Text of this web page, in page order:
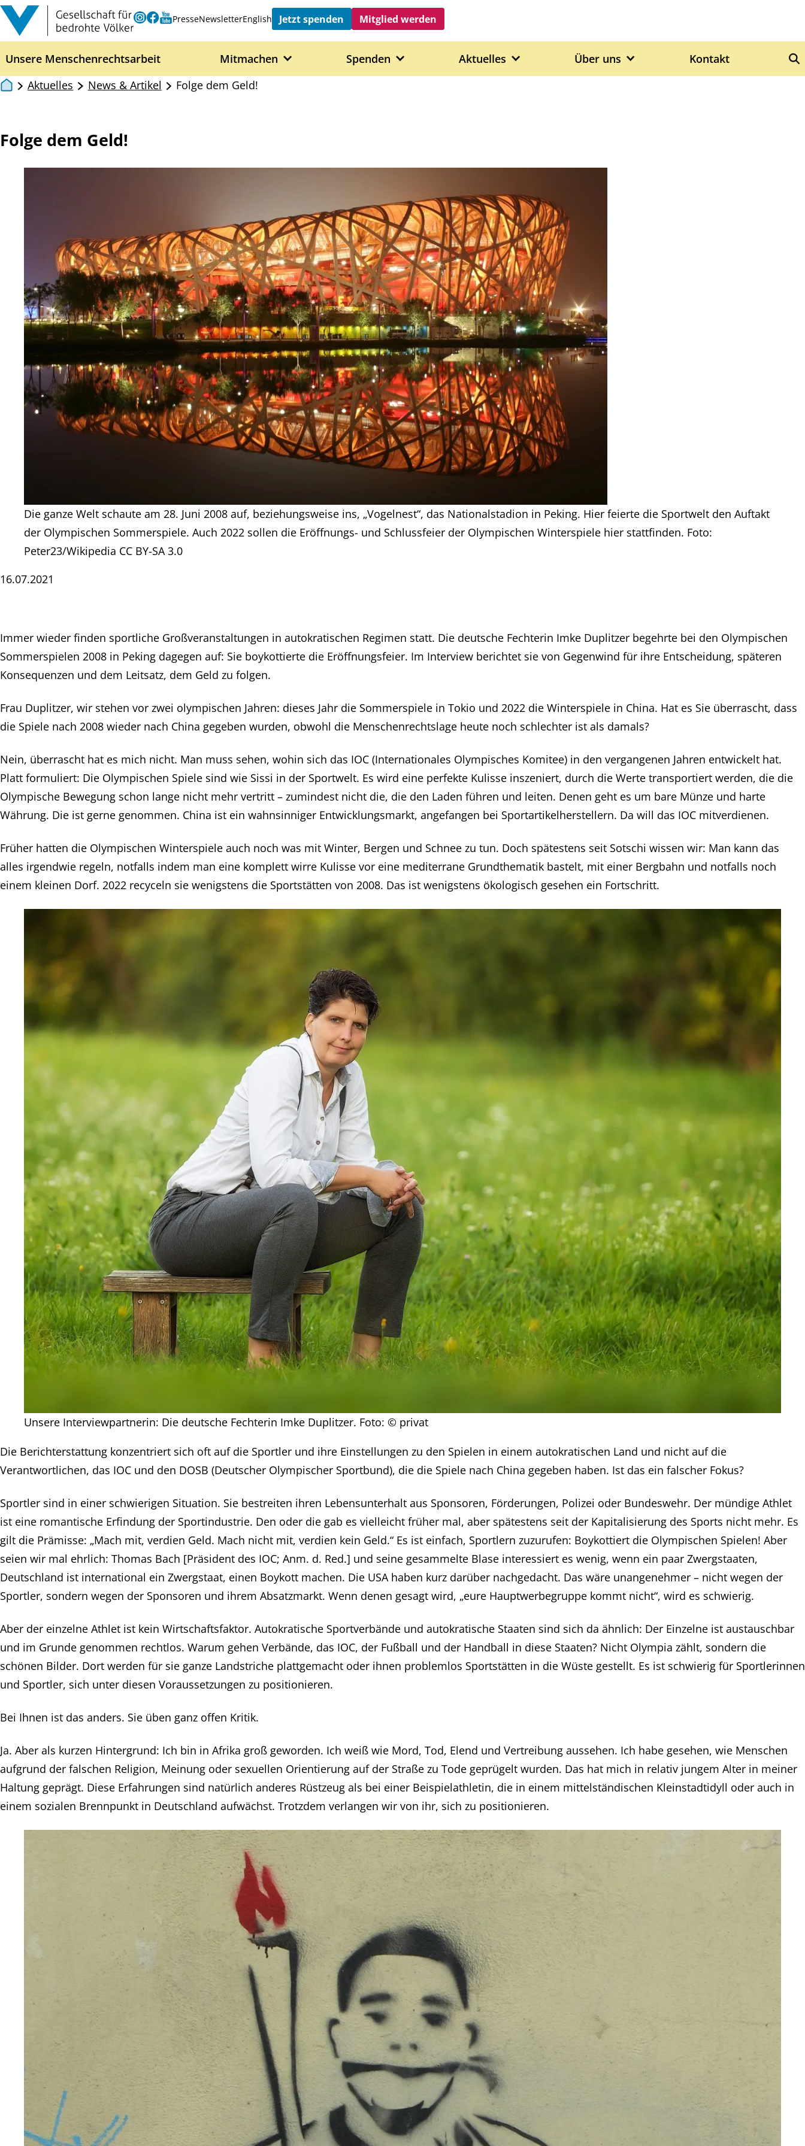
Zum Inhalt springen
Instagram
Facebook
Youtube
PresseNewsletterEnglish Jetzt spenden Mitglied werden
Unsere Menschenrechtsarbeit Mitmachen Spenden Aktuelles Über uns Kontakt
Aktuelles
News & Artikel Folge dem Geld!
Folge dem Geld!
Die ganze Welt schaute am 28. Juni 2008 auf, beziehungsweise ins, „Vogelnest“, das Nationalstadion in Peking. Hier feierte die Sportwelt den Auftakt
der Olympischen Sommerspiele. Auch 2022 sollen die Eröffnungs- und Schlussfeier der Olympischen Winterspiele hier stattfinden. Foto:
Peter23/Wikipedia CC BY-SA 3.0
16.07.2021
Immer wieder finden sportliche Großveranstaltungen in autokratischen Regimen statt. Die deutsche Fechterin Imke Duplitzer begehrte bei den Olympischen
Sommerspielen 2008 in Peking dagegen auf: Sie boykottierte die Eröffnungsfeier. Im Interview berichtet sie von Gegenwind für ihre Entscheidung, späteren
Konsequenzen und dem Leitsatz, dem Geld zu folgen.
Frau Duplitzer, wir stehen vor zwei olympischen Jahren: dieses Jahr die Sommerspiele in Tokio und 2022 die Winterspiele in China. Hat es Sie überrascht, dass
die Spiele nach 2008 wieder nach China gegeben wurden, obwohl die Menschenrechtslage heute noch schlechter ist als damals?
Nein, überrascht hat es mich nicht. Man muss sehen, wohin sich das IOC (Internationales Olympisches Komitee) in den vergangenen Jahren entwickelt hat.
Platt formuliert: Die Olympischen Spiele sind wie Sissi in der Sportwelt. Es wird eine perfekte Kulisse inszeniert, durch die Werte transportiert werden, die die
Olympische Bewegung schon lange nicht mehr vertritt – zumindest nicht die, die den Laden führen und leiten. Denen geht es um bare Münze und harte
Währung. Die ist gerne genommen. China ist ein wahnsinniger Entwicklungsmarkt, angefangen bei Sportartikelherstellern. Da will das IOC mitverdienen.
Früher hatten die Olympischen Winterspiele auch noch was mit Winter, Bergen und Schnee zu tun. Doch spätestens seit Sotschi wissen wir: Man kann das
alles irgendwie regeln, notfalls indem man eine komplett wirre Kulisse vor eine mediterrane Grundthematik bastelt, mit einer Bergbahn und notfalls noch
einem kleinen Dorf. 2022 recyceln sie wenigstens die Sportstätten von 2008. Das ist wenigstens ökologisch gesehen ein Fortschritt.
Unsere Interviewpartnerin: Die deutsche Fechterin Imke Duplitzer. Foto: © privat
Die Berichterstattung konzentriert sich oft auf die Sportler und ihre Einstellungen zu den Spielen in einem autokratischen Land und nicht auf die
Verantwortlichen, das IOC und den DOSB (Deutscher Olympischer Sportbund), die die Spiele nach China gegeben haben. Ist das ein falscher Fokus?
Sportler sind in einer schwierigen Situation. Sie bestreiten ihren Lebensunterhalt aus Sponsoren, Förderungen, Polizei oder Bundeswehr. Der mündige Athlet
ist eine romantische Erfindung der Sportindustrie. Den oder die gab es vielleicht früher mal, aber spätestens seit der Kapitalisierung des Sports nicht mehr. Es
gilt die Prämisse: „Mach mit, verdien Geld. Mach nicht mit, verdien kein Geld.“ Es ist einfach, Sportlern zuzurufen: Boykottiert die Olympischen Spielen! Aber
seien wir mal ehrlich: Thomas Bach [Präsident des IOC; Anm. d. Red.] und seine gesammelte Blase interessiert es wenig, wenn ein paar Zwergstaaten,
Deutschland ist international ein Zwergstaat, einen Boykott machen. Die USA haben kurz darüber nachgedacht. Das wäre unangenehmer – nicht wegen der
Sportler, sondern wegen der Sponsoren und ihrem Absatzmarkt. Wenn denen gesagt wird, „eure Hauptwerbegruppe kommt nicht“, wird es schwierig.
Aber der einzelne Athlet ist kein Wirtschaftsfaktor. Autokratische Sportverbände und autokratische Staaten sind sich da ähnlich: Der Einzelne ist austauschbar
und im Grunde genommen rechtlos. Warum gehen Verbände, das IOC, der Fußball und der Handball in diese Staaten? Nicht Olympia zählt, sondern die
schönen Bilder. Dort werden für sie ganze Landstriche plattgemacht oder ihnen problemlos Sportstätten in die Wüste gestellt. Es ist schwierig für Sportlerinnen
und Sportler, sich unter diesen Voraussetzungen zu positionieren.
Bei Ihnen ist das anders. Sie üben ganz offen Kritik.
Ja. Aber als kurzen Hintergrund: Ich bin in Afrika groß geworden. Ich weiß wie Mord, Tod, Elend und Vertreibung aussehen. Ich habe gesehen, wie Menschen
aufgrund der falschen Religion, Meinung oder sexuellen Orientierung auf der Straße zu Tode geprügelt wurden. Das hat mich in relativ jungem Alter in meiner
Haltung geprägt. Diese Erfahrungen sind natürlich anderes Rüstzeug als bei einer Beispielathletin, die in einem mittelständischen Kleinstadtidyll oder auch in
einem sozialen Brennpunkt in Deutschland aufwächst. Trotzdem verlangen wir von ihr, sich zu positionieren.